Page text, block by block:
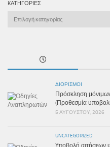
KΑΤΗΓΟΡΊΕΣ
Kατηγορίες
ΔΙΟΡΙΣΜΟΊ
Πρόσκληση
(Προθεσμία
5 ΑΥΓΟΎΣΤΟΥ, 2026
UNCATEGORIZED
Yποβολή